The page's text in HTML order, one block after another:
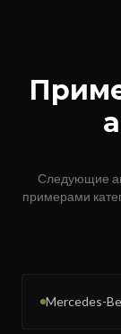
Следующие
примерами
Mercedes-